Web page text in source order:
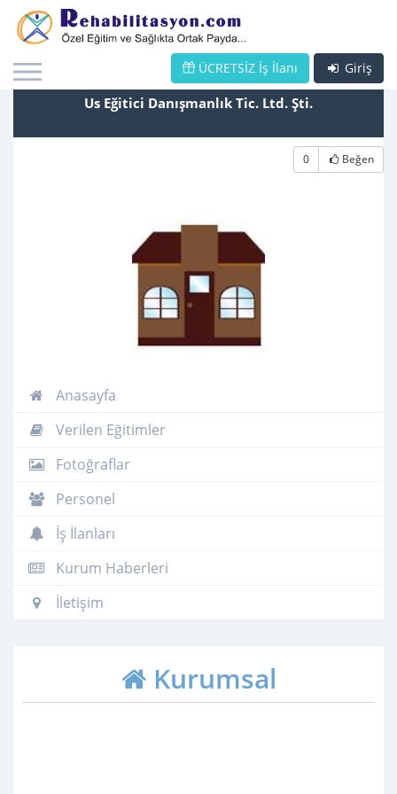
Giriş
ÜCRETSİZ İş İlanı
Us Eğitici Danışmanlık Tic. Ltd. Şti.
0 Beğen
Anasayfa
Verilen Eğitimler
Fotoğraflar
Personel
İş İlanları
Kurum Haberleri
İletişim
Kurumsal